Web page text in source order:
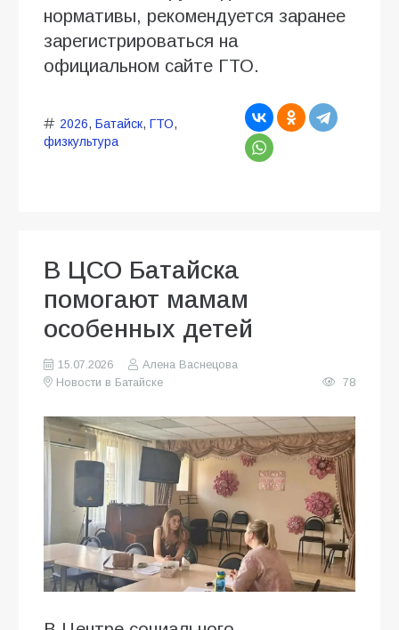
нормативы, рекомендуется заранее
зарегистрироваться на
официальном сайте ГТО.
2026, Батайск, ГТО,
физкультура
В ЦСО Батайска
помогают мамам
особенных детей
15.07.2026
Алена Васнецова
Новости в Батайске
78